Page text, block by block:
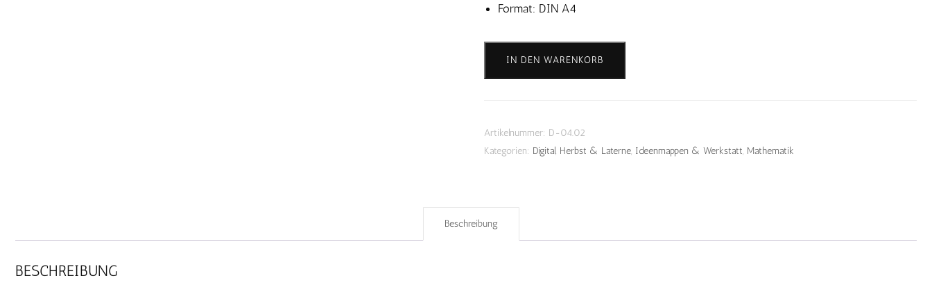
Format: DIN A4
Herbst
Mathe
Werkstatt
-
Menge
IN DEN WARENKORB
Artikelnummer: D-04.02
Kategorien: Digital, Herbst & Laterne, Ideenmappen & Werkstatt, Mathematik
Beschreibung
BESCHREIBUNG